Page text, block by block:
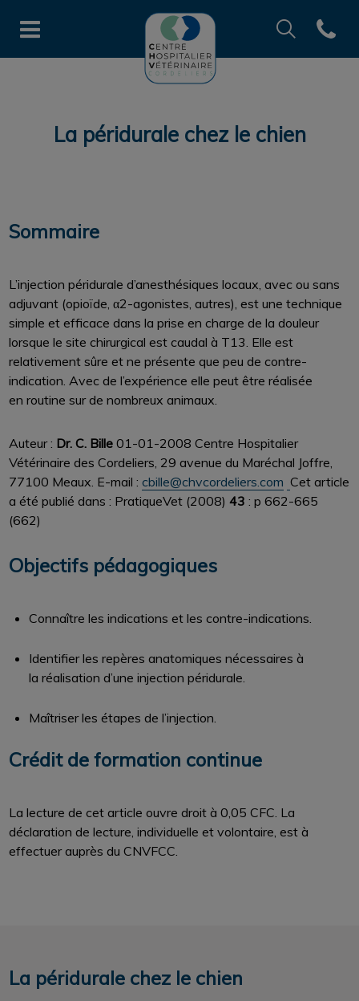
Page d'accueil de CHV des
Open
Recherche
La péridurale chez le chien
Sommaire
L’injection péridurale d’anesthésiques locaux, avec ou sans
adjuvant (opioïde, α2-agonistes, autres), est une technique
simple et efficace dans la prise en charge de la douleur
lorsque le site chirurgical est caudal à T13. Elle est
relativement sûre et ne présente que peu de contre-
indication. Avec de l’expérience elle peut être réalisée
en routine sur de nombreux animaux.
Auteur : Dr. C. Bille 01-01-2008 Centre Hospitalier
Vétérinaire des Cordeliers, 29 avenue du Maréchal Joffre,
77100 Meaux. E-mail : cbille@chvcordeliers.com Cet article
a été publié dans : PratiqueVet (2008) 43 : p 662-665
(662)
Objectifs pédagogiques
Connaître les indications et les contre-indications.
Identifier les repères anatomiques nécessaires à
la réalisation d’une injection péridurale.
Maîtriser les étapes de l’injection.
Crédit de formation continue
La lecture de cet article ouvre droit à 0,05 CFC. La
déclaration de lecture, individuelle et volontaire, est à
effectuer auprès du CNVFCC.
La péridurale chez le chien